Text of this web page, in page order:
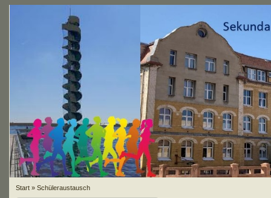
Start» Schüleraustausch